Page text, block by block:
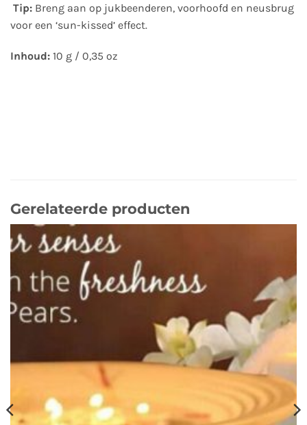
Tip: Breng aan op jukbeenderen, voorhoofd en neusbrug
voor een ‘sun-kissed’ effect.
Inhoud: 10 g / 0,35 oz
Gerelateerde producten